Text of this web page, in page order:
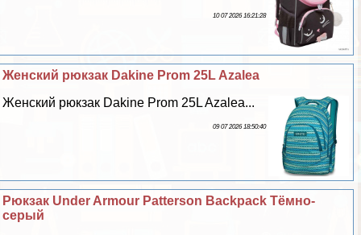
10 07 2026 16:21:28
Женский рюкзак Dakine Prom 25L Azalea
Женский рюкзак Dakine Prom 25L Azalea...
09 07 2026 18:50:40
Рюкзак Under Armour Patterson Backpack Тёмно-
серый